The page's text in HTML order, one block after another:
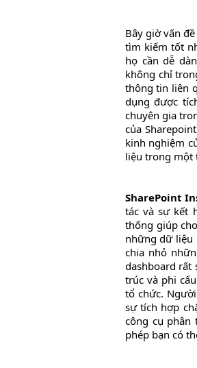
Bây giờ vấn
tìm kiếm tốt
họ cần dễ
không chỉ
thông tin liên
dụng được
chuyên gia
của
kinh nghiệm
liệu trong một
SharePoint
tác và sự kết
thống giúp
những dữ liệu
chia nhỏ
dashboard rất
trúc và phi
tổ chức.
sự tích hợp
công cụ
phép bạn có